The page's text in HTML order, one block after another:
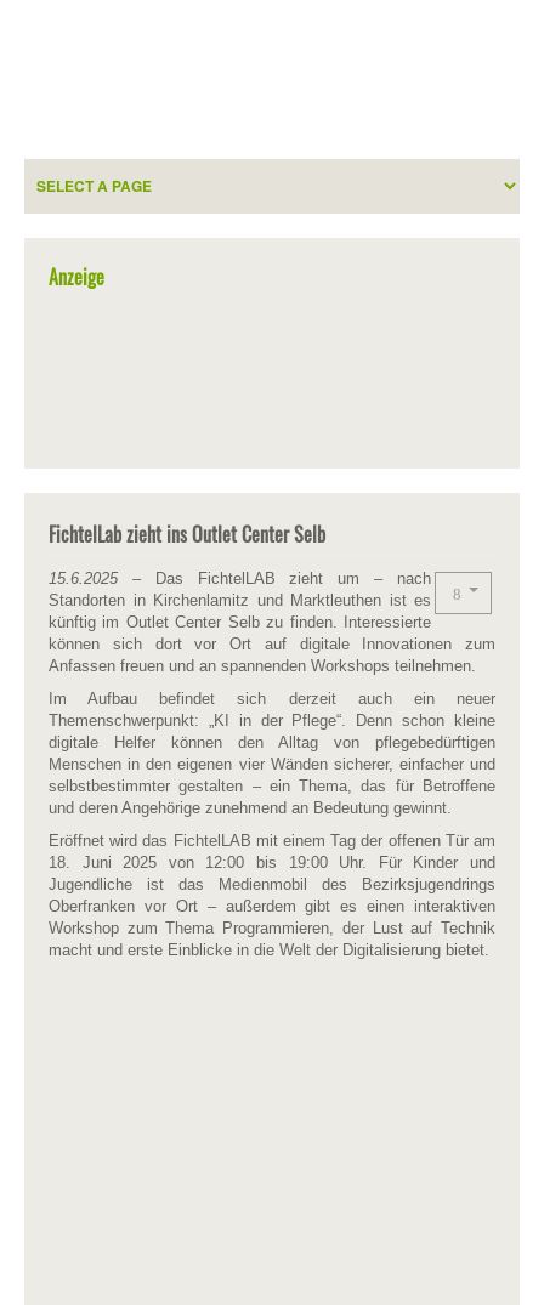
Anzeige
FichtelLab zieht ins Outlet Center Selb
15.6.2025 – Das FichtelLAB zieht um – nach
Standorten in Kirchenlamitz und Marktleuthen ist es
künftig im Outlet Center Selb zu finden. Interessierte
können sich dort vor Ort auf digitale Innovationen zum
Anfassen freuen und an spannenden Workshops teilnehmen.
Im Aufbau befindet sich derzeit auch ein neuer
Themenschwerpunkt: „KI in der Pflege“. Denn schon kleine
digitale Helfer können den Alltag von pflegebedürftigen
Menschen in den eigenen vier Wänden sicherer, einfacher und
selbstbestimmter gestalten – ein Thema, das für Betroffene
und deren Angehörige zunehmend an Bedeutung gewinnt.
Eröffnet wird das FichtelLAB mit einem Tag der offenen Tür am
18. Juni 2025 von 12:00 bis 19:00 Uhr. Für Kinder und
Jugendliche ist das Medienmobil des Bezirksjugendrings
Oberfranken vor Ort – außerdem gibt es einen interaktiven
Workshop zum Thema Programmieren, der Lust auf Technik
macht und erste Einblicke in die Welt der Digitalisierung bietet.